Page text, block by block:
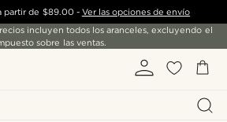
partir de $89.00- Ver las opciones de envío
incluyen todos los aranceles, excluyendo el
sobre las ventas.